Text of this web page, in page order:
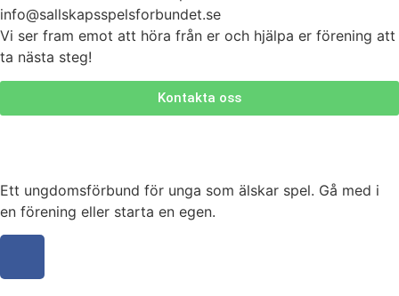
info@sallskapsspelsforbundet.se
Vi ser fram emot att höra från er och hjälpa er förening att
ta nästa steg!
Kontakta oss
Ett ungdomsförbund för unga som älskar spel. Gå med i
en förening eller starta en egen.